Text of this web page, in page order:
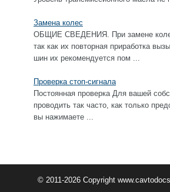
Замена колес
ОБЩИЕ СВЕДЕНИЯ. При замене
так как их повторная приработка
шин их рекомендуется пом ...
Проверка стоп-сигнала
Постоянная проверка Для вашей
проводить так часто, как только
вы нажимаете ...
© 2011-2026 Copyright